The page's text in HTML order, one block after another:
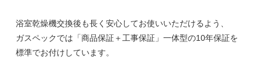
浴室乾燥機交換後も長く安心してお使いいただけるよう、
ガスペックでは 「商品保証＋工事保証」一体型の10年保証を
標準でお付けしています。